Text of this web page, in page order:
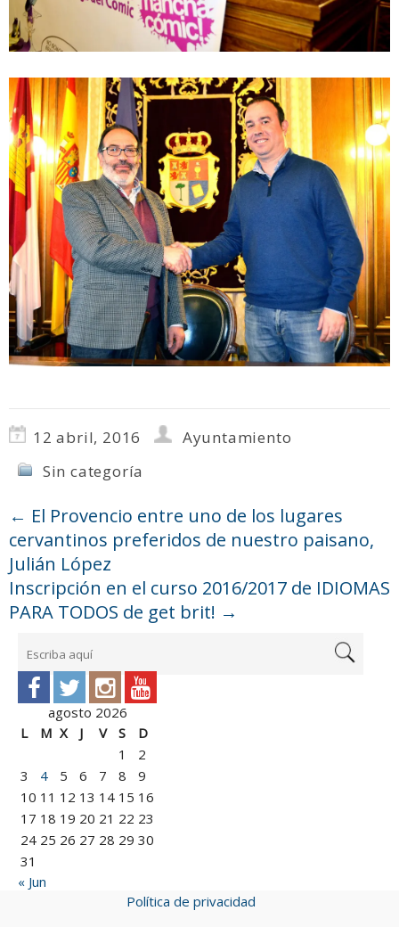
12 abril, 2016
Ayuntamiento
Sin categoría
← El Provencio entre uno de los lugares
cervantinos preferidos de nuestro paisano,
Julián López
Inscripción en el curso 2016/2017 de IDIOMAS
PARA TODOS de get brit! →
agosto 2026
L
M X J V S
D
1
2
3
4 5 6 7 8
9
10 11 12 13 14 15 16
17 18 19 20 21 22 23
24 25 26 27 28 29 30
31
« Jun
Política de privacidad